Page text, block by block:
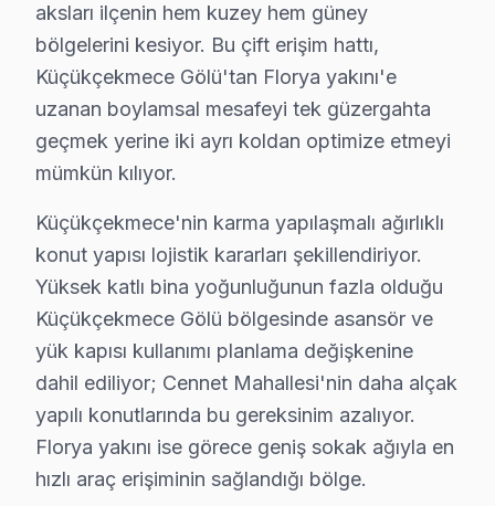
Neden Fabrika Servis?
Onvo marka televizyonlarda oluşabilecek her türlü
Aynı gün içinde servis imkanı, yoğun bir hayat
Sonuç olarak, herhangi bir Onvo arızasında, hem
Küçükçekmece Onvo servis - TV Tamiri
Onvo televizyon'niz onarım edilebilir mi?
Fabrika Servis — Küçükçekmece Gölü dahil
Marmaray ve Metrobüs güzergahında aynı gün
Neden Küçükçekmece'de Onvo teknik
Küçükçekmece Onvo TV Ekran Anakart Profesyonel Servis
Küçükçekmece'da Onvo akıllı TV'niz
• Küçükçekmece'de 25+ sertifikalı teknisyen Onvo
aksları ilçenin hem kuzey hem güney
bölgelerini kesiyor. Bu çift erişim hattı,
Küçükçekmece Gölü'tan Florya yakını'e
uzanan boylamsal mesafeyi tek güzergahta
geçmek yerine iki ayrı koldan optimize etmeyi
mümkün kılıyor.
Küçükçekmece'nin karma yapılaşmalı ağırlıklı
konut yapısı lojistik kararları şekillendiriyor.
Yüksek katlı bina yoğunluğunun fazla olduğu
Küçükçekmece Gölü bölgesinde asansör ve
yük kapısı kullanımı planlama değişkenine
dahil ediliyor; Cennet Mahallesi'nin daha alçak
yapılı konutlarında bu gereksinim azalıyor.
Florya yakını ise görece geniş sokak ağıyla en
hızlı araç erişiminin sağlandığı bölge.